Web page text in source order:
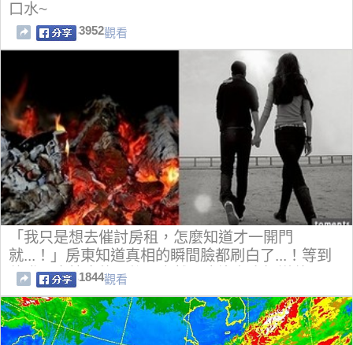
口水~
3952觀看
「我只是想去催討房租，怎麼知道才一開門
就...！」房東知道真相的瞬間臉都刷白了...！等到
他發現事情大條了後，竟然再也沒有人知道他
的...！
1844觀看